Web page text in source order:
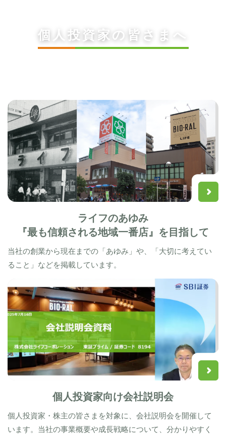
個人投資家の皆さまへ
ライフのあゆみ
『最も信頼される地域一番店』を目指して
当社の創業から現在までの「あゆみ」や、「大切に考えてい
ること」などを掲載しています。
個人投資家向け会社説明会
個人投資家・株主の皆さまを対象に、会社説明会を開催して
います。当社の事業概要や成長戦略について、分かりやすく